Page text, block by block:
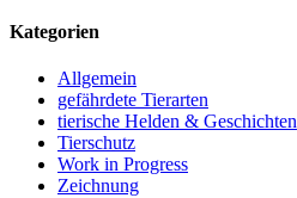
Kategorien
Allgemein
gefährdete Tierarten
tierische Helden & Geschichten
Tierschutz
Work in Progress
Zeichnung